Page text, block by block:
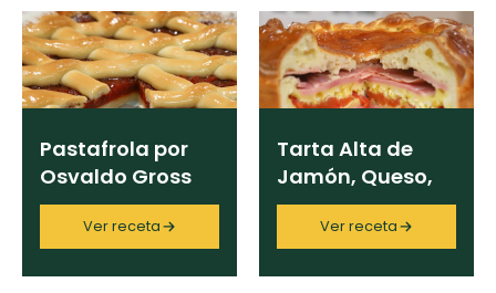
Pastafrola por
Osvaldo Gross
Ver receta
Tarta Alta de
Jamón, Queso,
Huevo y Tomate
Ver receta